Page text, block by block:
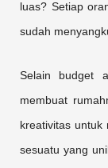
luas? Setiap
sudah
Selain budget
membuat
kreativitas
sesuatu yang